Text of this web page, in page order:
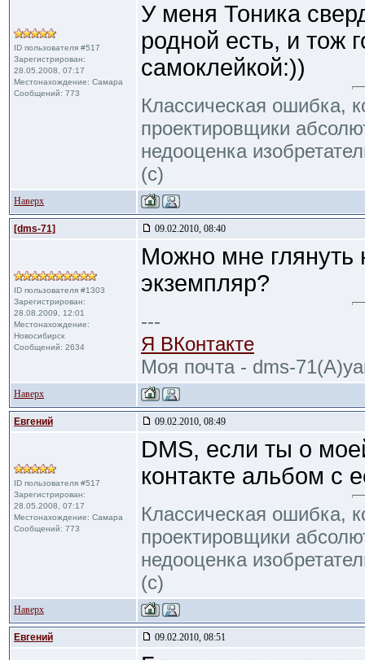
ID пользователя #517
Зарегистрирован:
28.05.2008, 07:17
Местонахождение: Самара
Сообщений: 773
У меня Тоника
родной есть, и тож
самоклейкой:))
Классическая ошибка,
проектировщики
недооценка
(с)
Наверх
[dms-71] 09.02.2010, 08:40
ID пользователя #1303
Зарегистрирован:
28.08.2009, 12:01
Местонахождение:
Новосибирск
Сообщений: 2634
Можно мне
экземпляр?
---
Я ВКонтакте
Моя почта - dms-
Наверх
Евгений 09.02.2010, 08:49
ID пользователя #517
Зарегистрирован:
28.05.2008, 07:17
Местонахождение: Самара
Сообщений: 773
DMS, если ты о
контакте альбом с
Классическая ошибка,
проектировщики
недооценка
(с)
Наверх
Евгений 09.02.2010, 08:51